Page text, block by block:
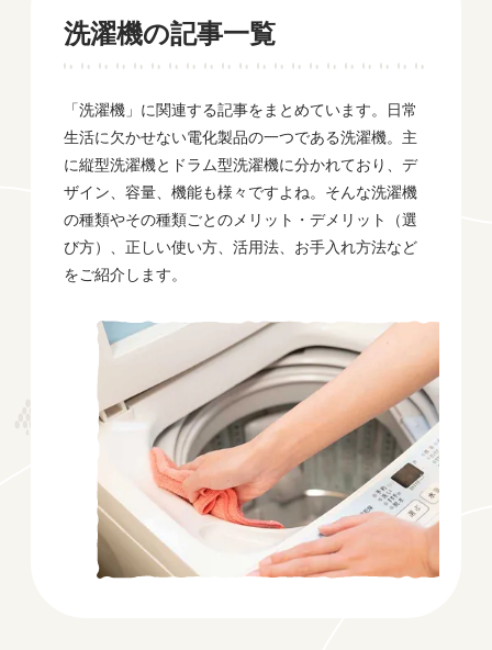
洗濯機の記事一覧
「洗濯機」に関連する記事をまとめています。日常
生活に欠かせない電化製品の一つである洗濯機。主
に縦型洗濯機とドラム型洗濯機に分かれており、デ
ザイン、容量、機能も様々ですよね。そんな洗濯機
の種類やその種類ごとのメリット・デメリット（選
び方）、正しい使い方、活用法、お手入れ方法など
をご紹介します。